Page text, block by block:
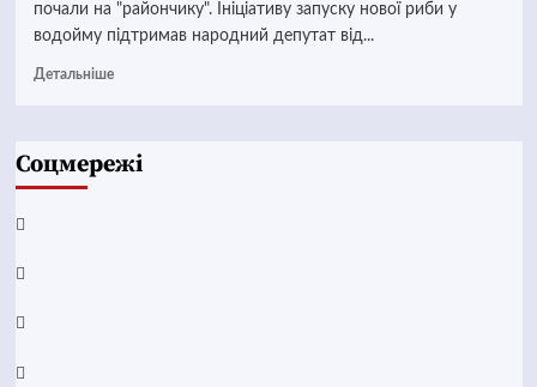
почали на "райончику". Ініціативу запуску нової риби у
водойму підтримав народний депутат від...
Детальніше
Соцмережі
Facebook
YouTube
Telegram
Instagram